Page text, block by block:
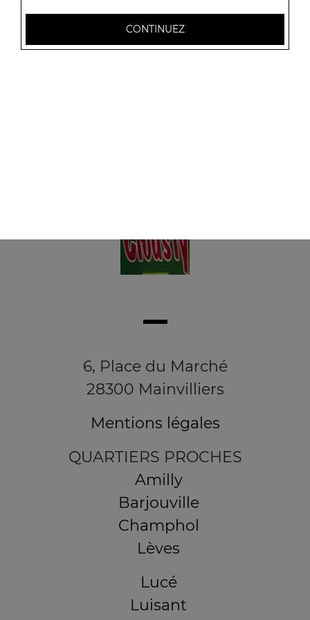
6.00€
6, Place du Marché
28300 Mainvilliers
Mentions légales
QUARTIERS PROCHES
Amilly
Barjouville
Champhol
Lèves
Lucé
Luisant
CONTINUEZ